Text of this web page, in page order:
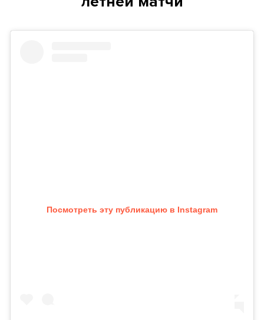
Посмотреть эту публикацию в Instagram